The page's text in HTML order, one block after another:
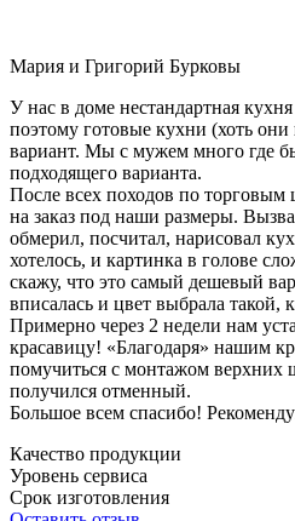
Мария и Григорий Бурковы
У нас в доме нестандартная
поэтому готовые кухни (хоть
вариант. Мы с мужем много где
подходящего варианта.
После всех походов по
на заказ под наши размеры.
обмерил, посчитал, нарисовал
хотелось, и картинка в голове
скажу, что это самый дешевый
вписалась и цвет выбрала такой,
Примерно через 2 недели нам
красавицу! «Благодаря» нашим
помучиться с монтажом верхних
получился отменный.
Большое всем спасибо!
Качество продукции
Уровень сервиса
Срок изготовления